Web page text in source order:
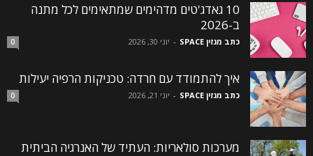
10 גאדג'טים מדהימים שמתאימים לכל מתנה
ב-2026
כתב מגזין SPACE - יוני 30, 2026 0
איך להתמודד עם חרדה: טכניקות הרפיה יעילות
כתב מגזין SPACE - יוני 21, 2026 0
מערכות סולאריות: העתיד של האנרגיה הביתית